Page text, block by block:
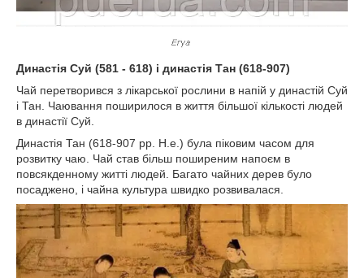
Династія Суй (581 - 618) і династія Тан (618-907)
Чай перетворився з лікарської рослини в напій у династій Суй
і Тан. Чаювання поширилося в життя більшої кількості людей
в династії Суй.
Династія Тан (618-907 рр. Н.е.) була піковим часом для
розвитку чаю. Чай став більш поширеним напоєм в
повсякденному житті людей. Багато чайних дерев було
посаджено, і чайна культура швидко розвивалася.